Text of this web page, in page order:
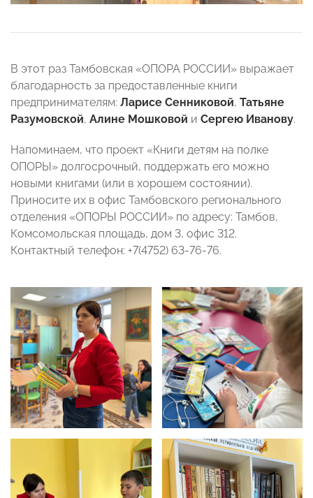
В этот раз Тамбовская «ОПОРА РОССИИ» выражает
благодарность за предоставленные книги
предпринимателям: Ларисе Сенниковой, Татьяне
Разумовской, Алине Мошковой и Сергею Иванову.
Напоминаем, что проект «Книги детям на полке
ОПОРЫ» долгосрочный, поддержать его можно
новыми книгами (или в хорошем состоянии).
Приносите их в офис Тамбовского регионального
отделения «ОПОРЫ РОССИИ» по адресу: Тамбов,
Комсомольская площадь, дом 3, офис 312.
Контактный телефон: +7(4752) 63-76-76.